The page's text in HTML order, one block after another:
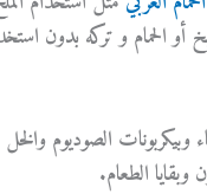
الحمام و تركه بدون
وبيكربونات الصوديوم والخل
الطعام.